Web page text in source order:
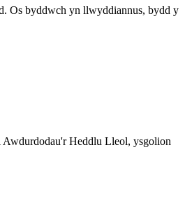
Os byddwch yn llwyddiannus, bydd y
Heddlu Lleol, ysgolion